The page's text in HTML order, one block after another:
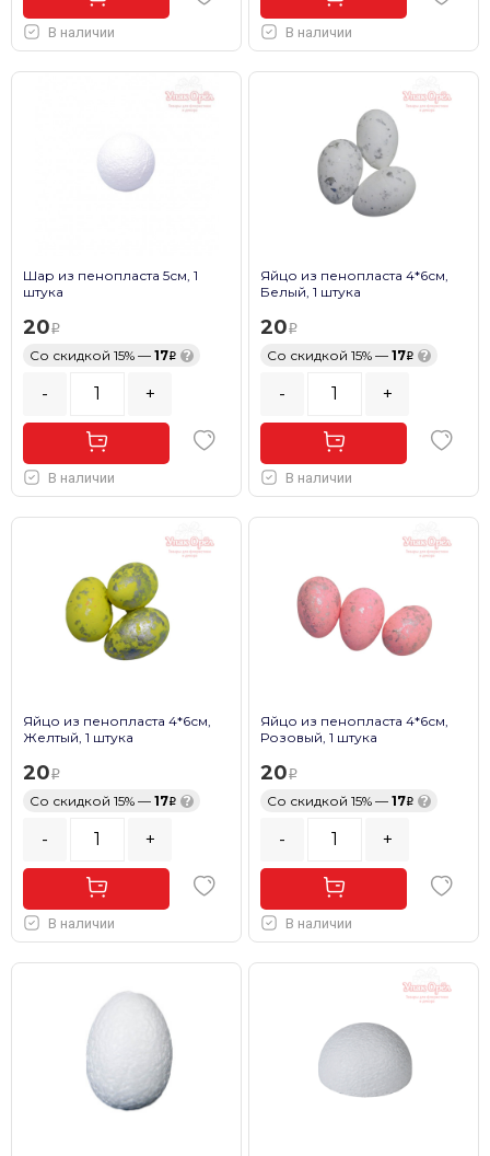
В наличии В наличии
Шар из пенопласта 5см, 1
штука
20
Со скидкой 15% — 17 ?
- +
В наличии
Яйцо из пенопласта 4*6см,
Белый, 1 штука
20
Со скидкой 15% — 17 ?
- +
В наличии
Яйцо из пенопласта 4*6см,
Желтый, 1 штука
20
Со скидкой 15% — 17 ?
- +
В наличии
Яйцо из пенопласта 4*6см,
Розовый, 1 штука
20
Со скидкой 15% — 17 ?
- +
В наличии